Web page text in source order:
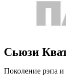
Сьюзи
Поколение рэпа и